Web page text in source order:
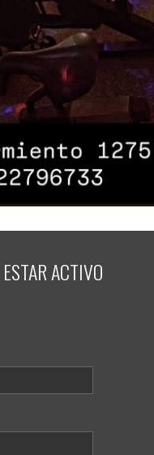
ESTAR ACTIVO